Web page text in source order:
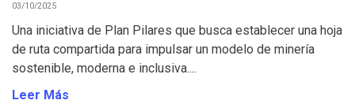
03/10/2025
Una iniciativa de Plan Pilares que busca establecer una hoja
de ruta compartida para impulsar un modelo de minería
sostenible, moderna e inclusiva....
Leer Más